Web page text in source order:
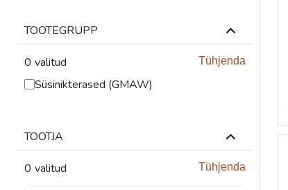
TÖÖRIISTAD
KEEMIATOOTED
VENTILATSIOONISEADMED
TOOTEGRUPP
0 valitud Tühjenda
Süsinikterased (GMAW)
TOOTJA
0 valitud Tühjenda